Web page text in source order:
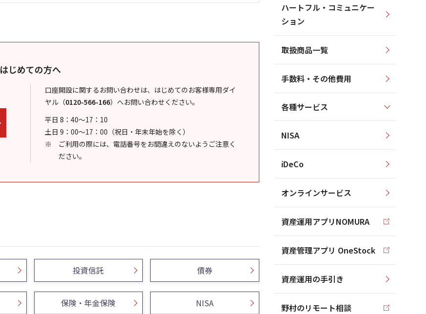
はじめての方へ
口座開設に関するお問い合わせは、はじめてのお客様専用ダイ
ヤル （0120-566-166） へお問い合わせください。
平日 8：40～17：10
土日 9：00～17：00（祝日・年末年始を除く）
ご利用の際には、電話番号をお間違えのないようご注意く
ださい。
投資信託 債券
保険・年金保険 NISA
ハートフル・コミュニケー
ション
取扱商品一覧
手数料・その他費用
各種サービス
NISA
iDeCo
オンラインサービス
資産運用アプリNOMURA
資産管理アプリ OneStock
資産運用の手引き
野村のリモート相談